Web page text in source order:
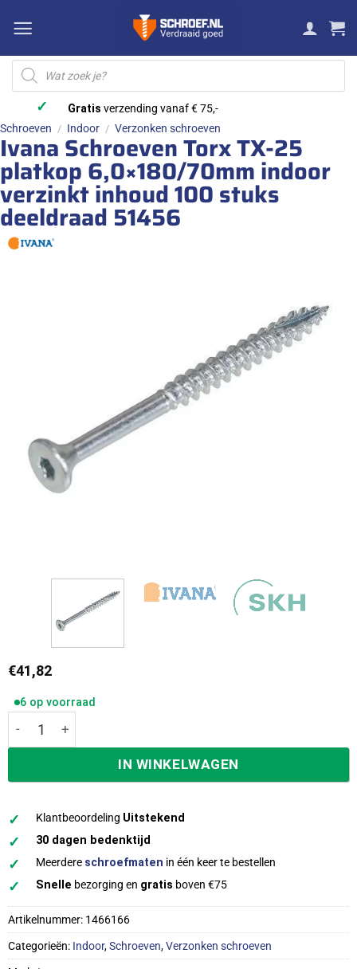
naar
inhoud
Producten
zoeken
✓ Gratis verzending vanaf € 75,-
Schroeven / Indoor / Verzonken schroeven
Ivana Schroeven Torx TX-25
platkop 6,0×180/70mm indoor
verzinkt inhoud 100 stuks
deeldraad 51456
€41,82
6 op voorraad
Ivana Schroeven Torx TX-25 platkop 6,0x180/70mm
IN WINKELWAGEN
✓ Klantbeoordeling Uitstekend
✓ 30 dagen bedenktijd
✓ Meerdere schroefmaten in één keer te bestellen
✓ Snelle bezorging en gratis boven €75
Artikelnummer: 1466166
Categorieën: Indoor,Schroeven,Verzonken schroeven